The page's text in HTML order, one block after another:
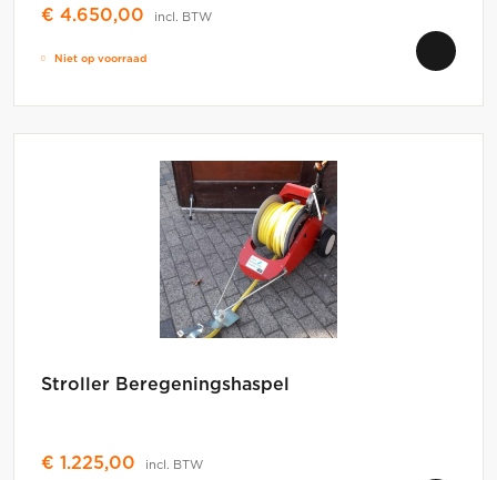
€ 4.650,00 incl. BTW
Niet op voorraad
Stroller Beregeningshaspel
€ 1.225,00 incl. BTW